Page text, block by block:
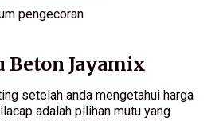
pengecoran
Jayamix
setelah anda mengetahui harga
adalah pilihan mutu yang